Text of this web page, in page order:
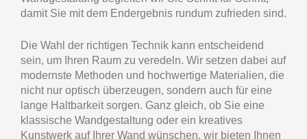
damit Sie mit dem Endergebnis rundum zufrieden sind.
Die Wahl der richtigen Technik kann entscheidend
sein, um Ihren Raum zu veredeln. Wir setzen dabei auf
modernste Methoden und hochwertige Materialien, die
nicht nur optisch überzeugen, sondern auch für eine
lange Haltbarkeit sorgen. Ganz gleich, ob Sie eine
klassische Wandgestaltung oder ein kreatives
Kunstwerk auf Ihrer Wand wünschen, wir bieten Ihnen